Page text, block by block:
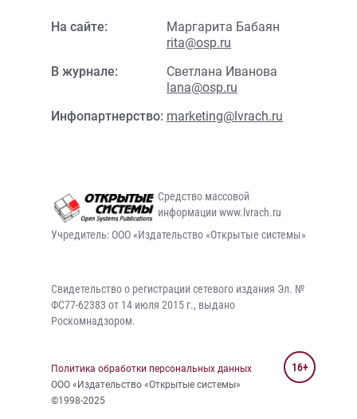
На сайте:
Маргарита Бабаян
rita@osp.ru
В журнале:
Светлана Иванова
lana@osp.ru
Инфопартнерство: marketing@lvrach.ru
Средство массовой
информации www.lvrach.ru
Учредитель: ООО «Издательство «Открытые системы»
Свидетельство о регистрации сетевого издания Эл. №
ФС77-62383 от 14 июля 2015 г., выдано
Роскомнадзором.
Политика обработки персональных данных
ООО «Издательство «Открытые системы»
©1998-2025
16+